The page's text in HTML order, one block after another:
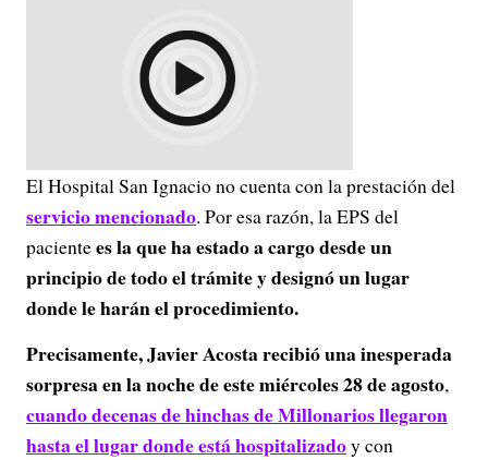
El Hospital San Ignacio no cuenta con la prestación del
servicio mencionado. Por esa razón, la EPS del
pacientees la que ha estado a cargo desde un
principio de todo el trámite y designó un lugar
donde le harán el procedimiento.
Precisamente, Javier Acosta recibió una inesperada
sorpresa en la noche de este miércoles 28 de agosto,
cuando decenas de hinchas de Millonarios llegaron
hasta el lugar donde está hospitalizadoy con